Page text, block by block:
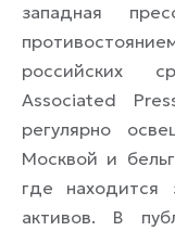
западная
российских
Associated
регулярно
Москвой и
где находится
активов. В